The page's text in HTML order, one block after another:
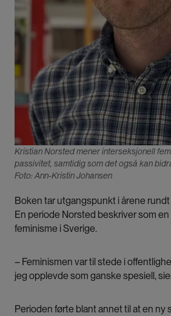
Kristian Norsted mener interseksjonell
passivitet, samtidig som det også kan
Foto: Ann-Kristin Johansen
Boken tar utgangspunkt i årene
En periode Norsted beskriver som
feminisme i Sverige.
– Feminismen var til stede i
jeg opplevde som ganske spesiell,
Perioden førte blant annet til at en ny